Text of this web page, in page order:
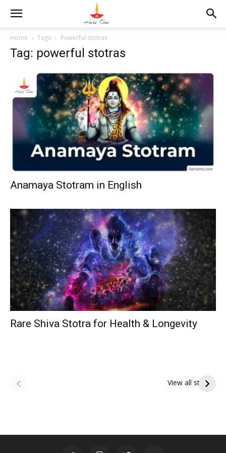
Home Tags Powerful stotras
Tag: powerful stotras
Anamaya Stotram in English
Rare Shiva Stotra for Health & Longevity
View all stories
పితృదేవతల ఆశీర్వాదం
పొందే పవిత్ర రోజు
ఇంద్రకీలాద్రి గిరి ప్రదక్షిణ